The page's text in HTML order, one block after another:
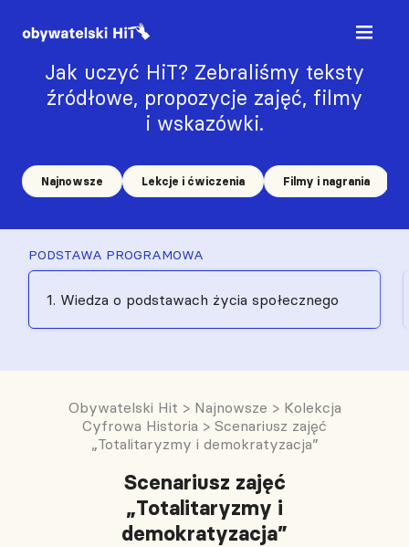
Jak uczyć HiT? Zebraliśmy teksty
źródłowe, propozycje zajęć, filmy
i wskazówki.
Najnowsze Lekcje i ćwiczenia Filmy i nagrania
PODSTAWA PROGRAMOWA
1. Wiedza o podstawach życia społecznego
Obywatelski Hit > Najnowsze > Kolekcja
Cyfrowa Historia > Scenariusz zajęć
„Totalitaryzmy i demokratyzacja”
Scenariusz zajęć
„Totalitaryzmy i
demokratyzacja”